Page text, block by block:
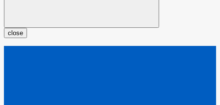
close